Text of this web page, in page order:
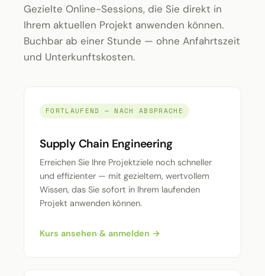
Gezielte Online-Sessions, die Sie direkt in
Ihrem aktuellen Projekt anwenden können.
Buchbar ab einer Stunde — ohne Anfahrtszeit
und Unterkunftskosten.
FORTLAUFEND — NACH ABSPRACHE
Supply Chain Engineering
Erreichen Sie Ihre Projektziele noch schneller
und effizienter — mit gezieltem, wertvollem
Wissen, das Sie sofort in Ihrem laufenden
Projekt anwenden können.
Kurs ansehen & anmelden →